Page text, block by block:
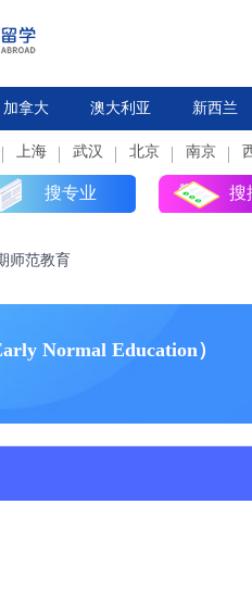
高中
本科 高中
加拿大 澳大利亚 新西兰
上海 武汉 北京 南京
搜专业 搜
师范教育
Normal Education）